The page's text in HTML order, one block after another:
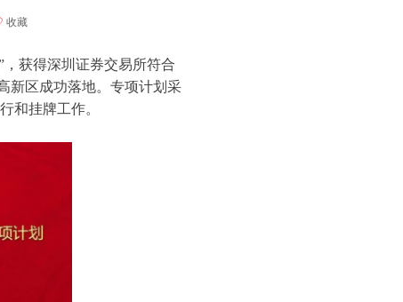
，获得深圳证券交易所符合
新区成功落地。专项计划采
和挂牌工作。
收藏